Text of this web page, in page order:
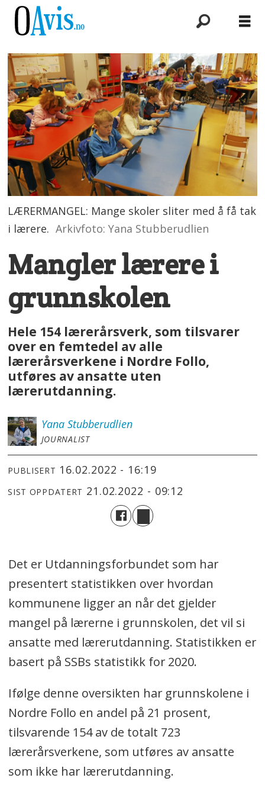
LÆRERMANGEL: Mange skoler sliter med å få tak
i lærere. Arkivfoto: Yana Stubberudlien
Mangler lærere i
grunnskolen
Hele 154 lærerårsverk, som tilsvarer
over en femtedel av alle
lærerårsverkene i Nordre Follo,
utføres av ansatte uten
lærerutdanning.
Yana Stubberudlien
JOURNALIST
PUBLISERT 16.02.2022 - 16:19
SIST OPPDATERT 21.02.2022 - 09:12
Det er Utdanningsforbundet som har
presentert statistikken over hvordan
kommunene ligger an når det gjelder
mangel på lærerne i grunnskolen, det vil si
ansatte med lærerutdanning. Statistikken er
basert på SSBs statistikk for 2020.
Ifølge denne oversikten har grunnskolene i
Nordre Follo en andel på 21 prosent,
tilsvarende 154 av de totalt 723
lærerårsverkene, som utføres av ansatte
som ikke har lærerutdanning.